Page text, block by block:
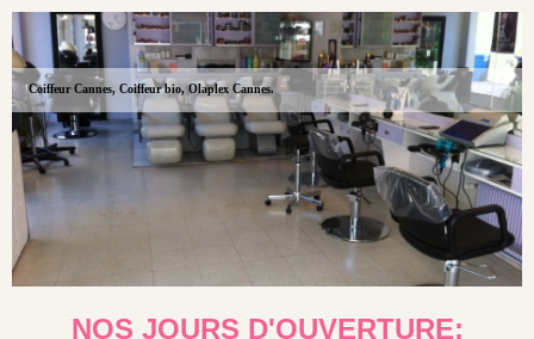
Coiffeur Cannes, Coiffeur bio, Olaplex Cannes.
NOS JOURS D'OUVERTURE: